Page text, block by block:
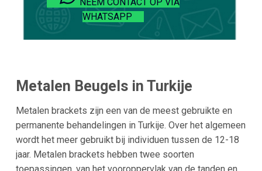
WHATSAPP
Metalen Beugels in Turkije
Metalen brackets zijn een van de meest gebruikte en
permanente behandelingen in Turkije. Over het algemeen
wordt het meer gebruikt bij individuen tussen de 12-18
jaar. Metalen brackets hebben twee soorten